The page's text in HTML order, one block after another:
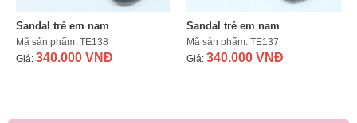
Sandal trẻ em nam
Mã sản phẩm: TE138
Giá: 340.000 VNĐ
Sandal trẻ em nam
Mã sản phẩm: TE137
Giá: 340.000 VNĐ